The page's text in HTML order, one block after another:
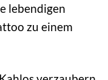
lebendigen
zu einem